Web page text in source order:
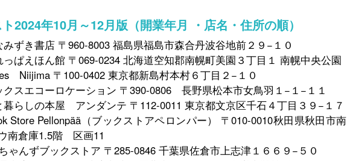
2024年10月～12月版（開業年月 ・店名・住所の順）
ずき書店 〒960-8003 福島県福島市森合丹波谷地前２９−１０
っぱえほん館 〒069-0234 北海道空知郡南幌町美園３丁目１ 南幌中央公園
Niijima 〒100-0402 東京都新島村本村６丁目２−１０
クスエコーロケーション 〒390-0806 長野県松本市女鳥羽１−１−１１
暮らしの本屋 アンダンテ 〒112-0011 東京都文京区千石４丁目３９−１７
Store Pellonpää（ブックストアペロンパー） 〒010-0010秋田県秋田市南
南倉庫1.5階 区画11
ゃんずブックストア 〒285-0846 千葉県佐倉市上志津１６６９−５０